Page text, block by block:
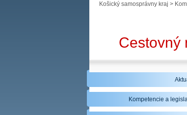
Košický samosprávny kraj >
Cestovný
Kompetencie a